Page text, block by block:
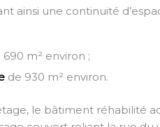
ainsi une continuité
690 m² environ ;
de 930 m² environ.
le bâtiment réhabilité